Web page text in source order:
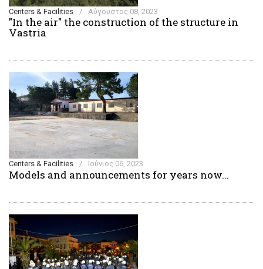
Centers & Facilities / Αύγουστος 08, 2023
"In the air" the construction of the structure in
Vastria
Centers & Facilities / Ιούνιος 06, 2023
Models and announcements for years now...